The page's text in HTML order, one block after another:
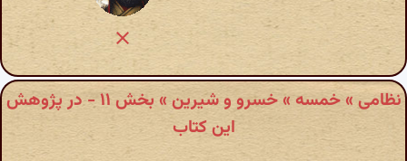
نظامی » خمسه » خسرو و شیرین » بخش ۱۱ - در پژوهش
این کتاب